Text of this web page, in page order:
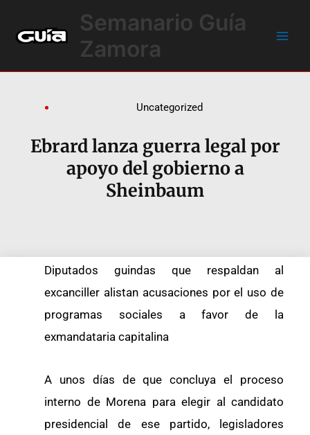
contenido
Semanario Guía
Zamora
Uncategorized
Ebrard lanza guerra legal por
apoyo del gobierno a
Sheinbaum
Diputados guindas que respaldan al
excanciller alistan acusaciones por el uso de
programas sociales a favor de la
exmandataria capitalina
A unos días de que concluya el proceso
interno de Morena para elegir al candidato
presidencial de ese partido, legisladores